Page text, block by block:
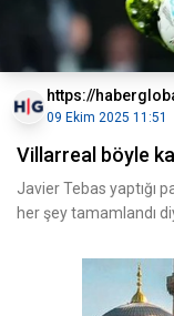
https://
09 Ekim 2025 11:51
Villarreal böyle
Javier Tebas yaptığı
her şey tamamlandı